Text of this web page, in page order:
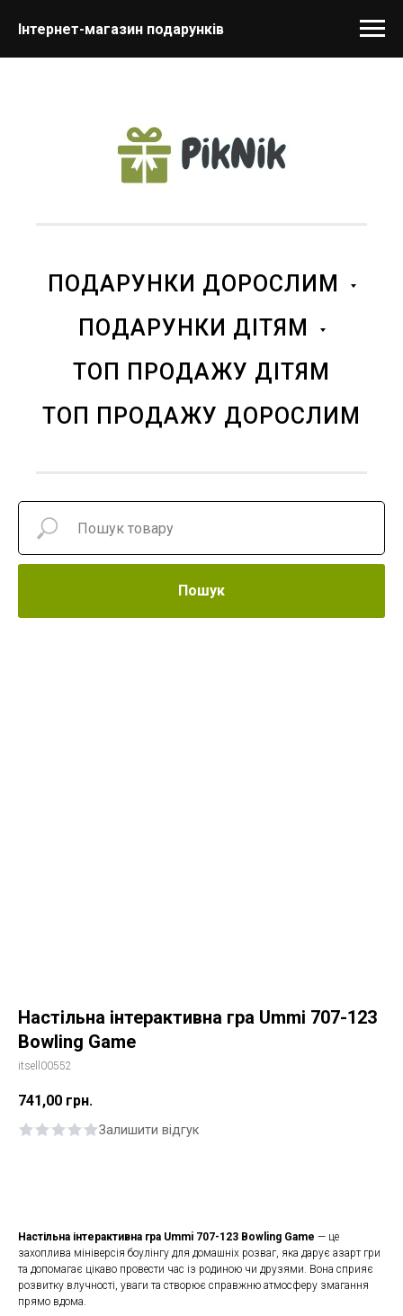
Інтернет-магазин подарунків
ПОДАРУНКИ ДОРОСЛИМ
ПОДАРУНКИ ДІТЯМ
ТОП ПРОДАЖУ ДІТЯМ
ТОП ПРОДАЖУ ДОРОСЛИМ
Пошук
Настільна інтерактивна гра Ummi 707-123
Bowling Game
itsell00552
741,00 грн.
Залишити відгук
Настільна інтерактивна гра Ummi 707-123 Bowling Game — це
захоплива мініверсія боулінгу для домашніх розваг, яка дарує азарт гри
та допомагає цікаво провести час із родиною чи друзями. Вона сприяє
розвитку влучності, уваги та створює справжню атмосферу змагання
прямо вдома.